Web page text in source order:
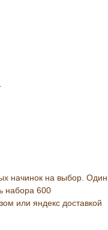
начинок на выбор. Один
набора 600
или яндекс доставкой